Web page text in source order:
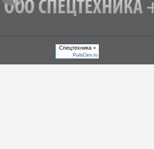
Спецтехника +
PulsCen.ru